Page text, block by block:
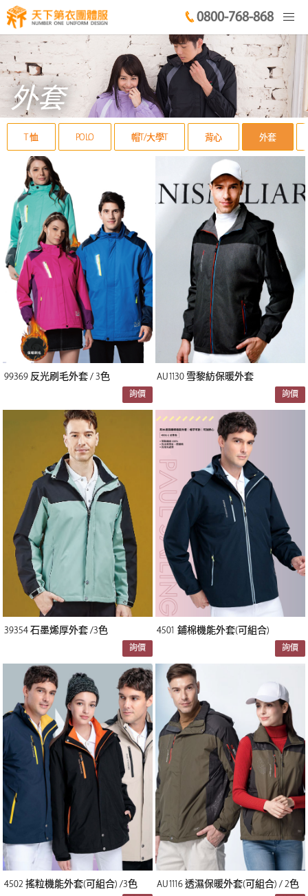
0800-768-868
外套
T 恤 POLO 帽T/大學T 背心 外套
99369 反光刷毛外套 / 3色
詢價
AU1130 雪黎紡保暖外套
詢價
39354 石墨烯厚外套 /3色
詢價
4501 鋪棉機能外套(可組合)
詢價
4502 搖粒機能外套(可組合) /3色 AU1116 透濕保暖外套(可組合) / 2色